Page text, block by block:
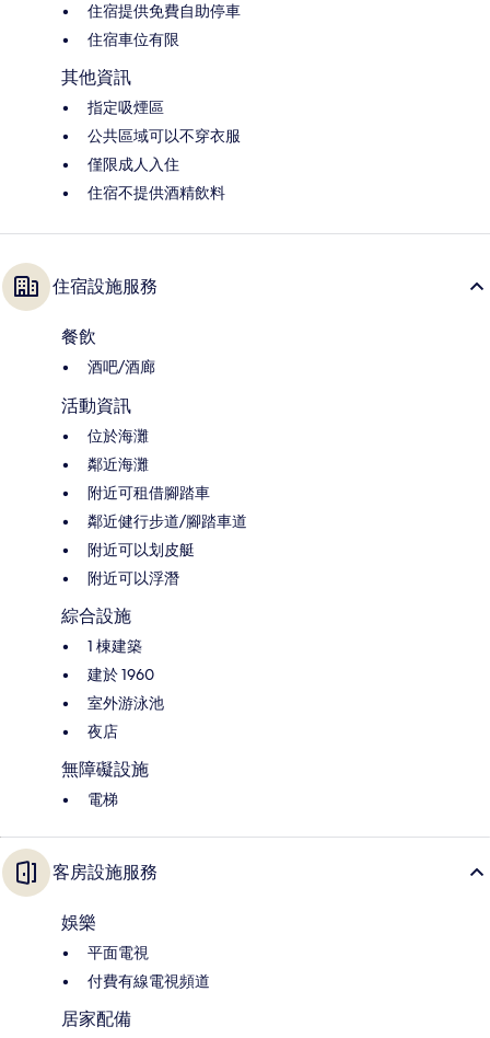
住宿提供免費自助停車
住宿車位有限
其他資訊
指定吸煙區
公共區域可以不穿衣服
僅限成人入住
住宿不提供酒精飲料
住宿設施服務
餐飲
酒吧/酒廊
活動資訊
位於海灘
鄰近海灘
附近可租借腳踏車
鄰近健行步道/腳踏車道
附近可以划皮艇
附近可以浮潛
綜合設施
1 棟建築
建於 1960
室外游泳池
夜店
無障礙設施
電梯
客房設施服務
娛樂
平面電視
付費有線電視頻道
居家配備